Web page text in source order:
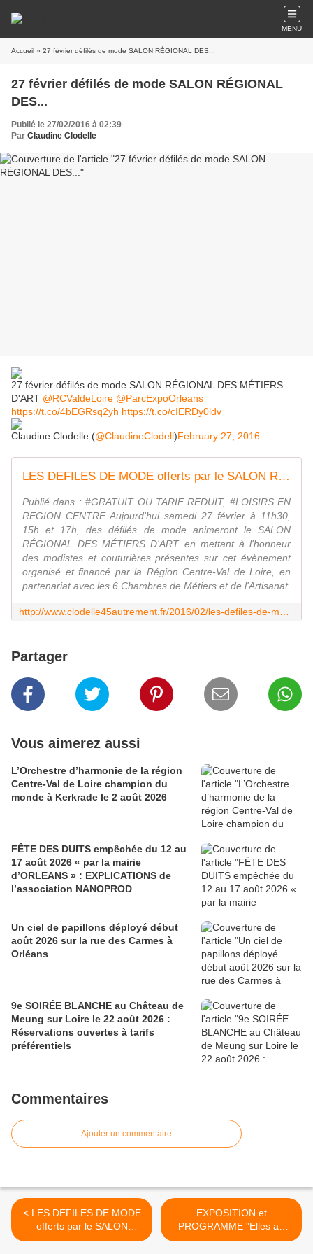
MENU
Accueil » 27 février défilés de mode SALON RÉGIONAL DES...
27 février défilés de mode SALON RÉGIONAL
DES...
Publié le 27/02/2016 à 02:39
Par Claudine Clodelle
27 février défilés de mode SALON RÉGIONAL DES MÉTIERS
D'ART @RCValdeLoire @ParcExpoOrleans
https://t.co/4bEGRsq2yh https://t.co/cIERDy0ldv
Claudine Clodelle (@ClaudineClodell)February 27, 2016
LES DEFILES DE MODE offerts par le SALON REGIONAL DES METIERS D'ART 2016 A ORLEANS - VIVRE AUTREMENT VOS LOISIRS avec Clodelle
Publié dans : #GRATUIT OU TARIF REDUIT, #LOISIRS EN
REGION CENTRE Aujourd'hui samedi 27 février à 11h30,
15h et 17h, des défilés de mode animeront le SALON
RÉGIONAL DES MÉTIERS D'ART en mettant à l'honneur
des modistes et couturières présentes sur cet évènement
organisé et financé par la Région Centre-Val de Loire, en
partenariat avec les 6 Chambres de Métiers et de l'Artisanat.
Partager
Vous aimerez aussi
L’Orchestre d’harmonie de la région
Centre-Val de Loire champion du
monde à Kerkrade le 2 août 2026
FÊTE DES DUITS empêchée du 12 au
17 août 2026 « par la mairie
d’ORLEANS » : EXPLICATIONS de
l’association NANOPROD
Un ciel de papillons déployé début
août 2026 sur la rue des Carmes à
Orléans
9e SOIRÉE BLANCHE au Château de
Meung sur Loire le 22 août 2026 :
Réservations ouvertes à tarifs
préférentiels
Commentaires
Ajouter un commentaire
< LES DEFILES DE MODE
offerts par le SALON
REGIONAL DES METIERS
EXPOSITION et
PROGRAMME "Elles au
Centre" MEUNG SUR